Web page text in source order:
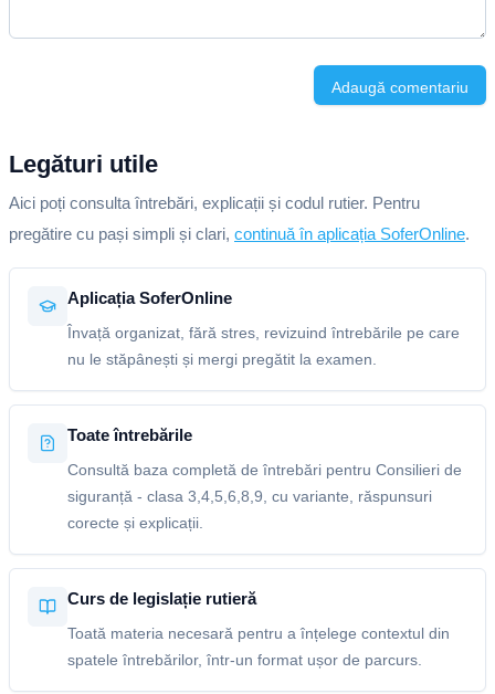
Adaugă comentariu
Legături utile
Aici poți consulta întrebări, explicații și codul rutier. Pentru
pregătire cu pași simpli și clari, continuă în aplicația SoferOnline.
Aplicația SoferOnline
Învață organizat, fără stres, revizuind întrebările pe care
nu le stăpânești și mergi pregătit la examen.
Toate întrebările
Consultă baza completă de întrebări pentru Consilieri de
siguranță - clasa 3,4,5,6,8,9, cu variante, răspunsuri
corecte și explicații.
Curs de legislație rutieră
Toată materia necesară pentru a înțelege contextul din
spatele întrebărilor, într-un format ușor de parcurs.